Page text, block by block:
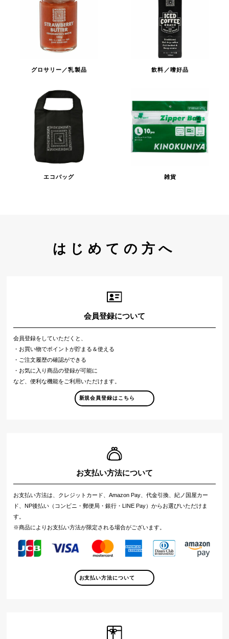
グロサリー／乳製品 飲料／嗜好品
エコバッグ 雑貨
はじめての方へ
会員登録について
会員登録をしていただくと、
・お買い物でポイントが貯まる＆使える
・ご注文履歴の確認ができる
・お気に入り商品の登録が可能に
など、便利な機能をご利用いただけます。
新規会員登録はこちら
お支払い方法について
お支払い方法は、クレジットカード、Amazon Pay、代金引換、紀ノ国屋カー
ド、NP後払い（コンビニ・郵便局・銀行・LINE Pay）からお選びいただけま
す。
※商品によりお支払い方法が限定される場合がございます。
お支払い方法について